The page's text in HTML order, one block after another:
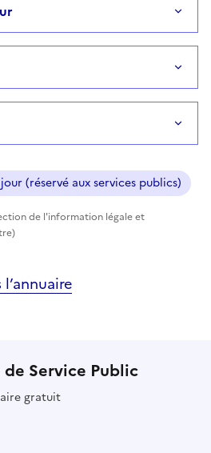
(réservé aux services publics)
de l'information légale et
Service Public
gratuit